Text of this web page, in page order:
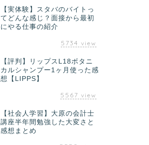
【実体験】スタバのバイトっ
てどんな感じ？面接から最初
にやる仕事の紹介
5734 view
【評判】リップスL18ボタニ
カルシャンプー1ヶ月使った感
想【LIPPS】
5567 view
【社会人学習】大原の会計士
講座半年間勉強した大変さと
感想まとめ